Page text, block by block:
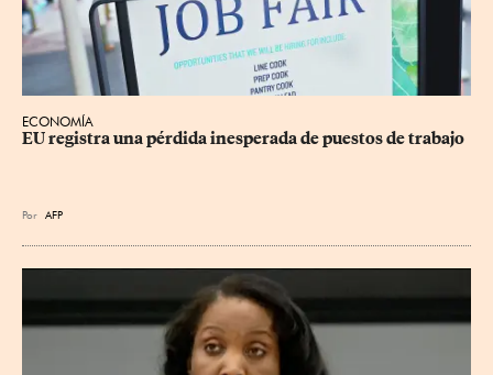
ECONOMÍA
EU registra una pérdida inesperada de puestos de trabajo
Por AFP